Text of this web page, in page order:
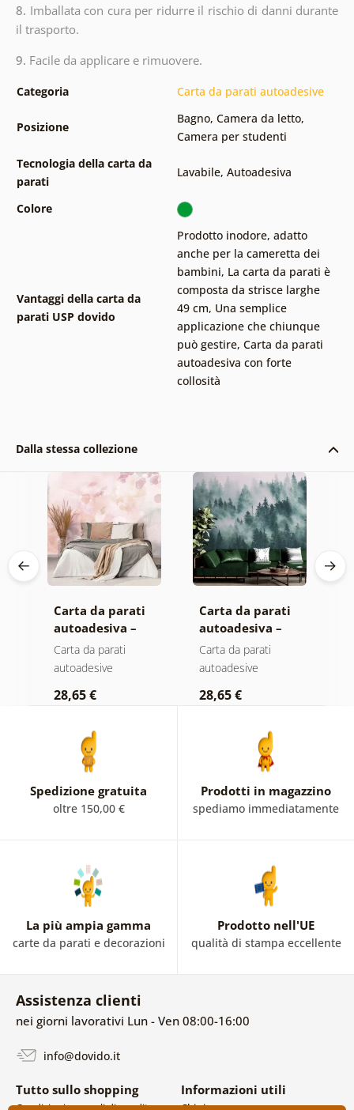
8. Imballata con cura per ridurre il rischio di danni durante
il trasporto.
9. Facile da applicare e rimuovere.
Categoria Carta da parati autoadesive
Posizione
Bagno, Camera da letto,
Camera per studenti
Tecnologia della carta da
parati
Lavabile, Autoadesiva
Colore
Vantaggi della carta da
parati USP dovido
Prodotto inodore, adatto
anche per la cameretta dei
bambini, La carta da parati è
composta da strisce larghe
49 cm, Una semplice
applicazione che chiunque
può gestire, Carta da parati
autoadesiva con forte
collosità
Dalla stessa collezione
Carta da parati
autoadesiva –
Foglie con
sfumatura
Carta da parati
autoadesive
28,65 €
Carta da parati
autoadesiva –
Foresta nella
nebbia
Carta da parati
autoadesive
28,65 €
Spedizione gratuita
oltre 150,00 €
Prodotti in magazzino
spediamo immediatamente
La più ampia gamma
carte da parati e decorazioni
Prodotto nell'UE
qualità di stampa eccellente
Assistenza clienti
nei giorni lavorativi Lun - Ven 08:00-16:00
info@dovido.it
Tutto sullo shopping Informazioni utili